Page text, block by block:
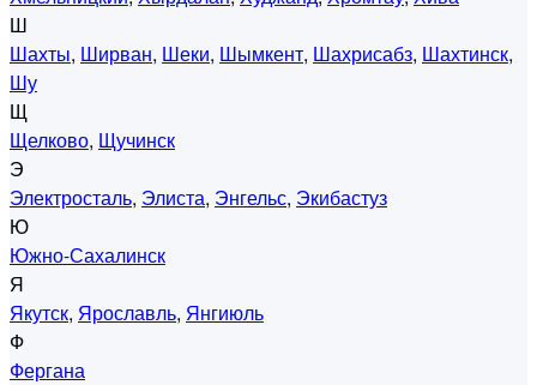
Ш
Шахты, Ширван, Шеки, Шымкент, Шахрисабз, Шахтинск,
Шу
Щ
Щелково, Щучинск
Э
Электросталь, Элиста, Энгельс, Экибастуз
Ю
Южно-Сахалинск
Я
Якутск, Ярославль, Янгиюль
Ф
Фергана